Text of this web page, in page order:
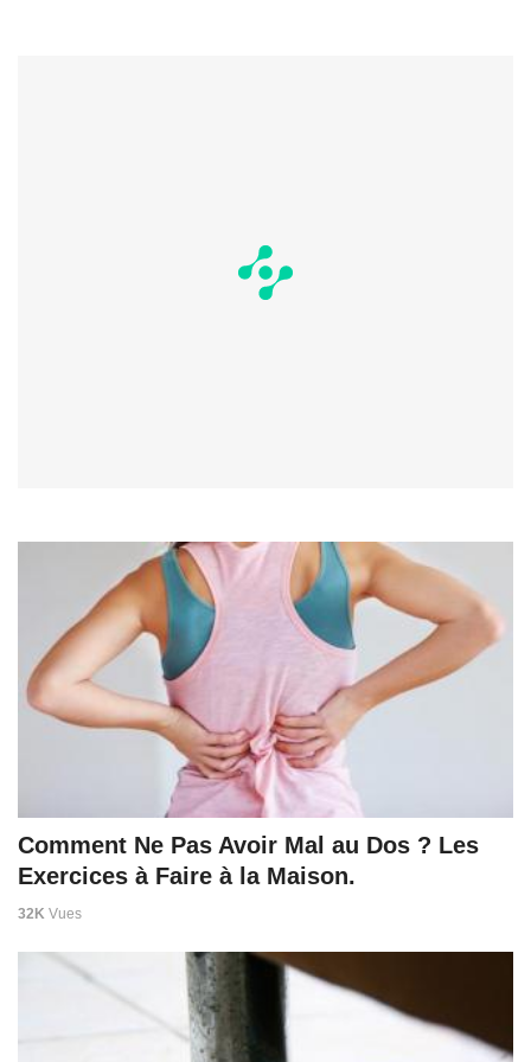
Comment Ne Pas Avoir Mal au Dos ? Les
Exercices à Faire à la Maison.
32K Vues